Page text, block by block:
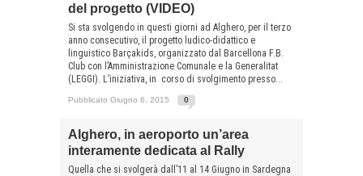
del progetto (VIDEO)
Si sta svolgendo in questi giorni ad Alghero, per il terzo
anno consecutivo, il progetto ludico-didattico e
linguistico Barçakids, organizzato dal Barcellona F.B.
Club con l’Amministrazione Comunale e la Generalitat
(LEGGI). L’iniziativa, in corso di svolgimento presso...
Pubblicato Giugno 6, 2015 0
Alghero, in aeroporto un’area
interamente dedicata al Rally
Quella che si svolgerà dall’11 al 14 Giugno in Sardegna